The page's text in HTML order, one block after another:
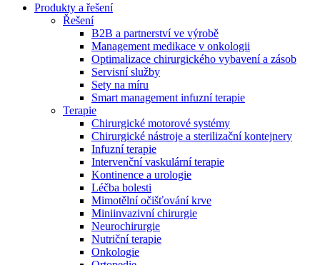
Produktový katalog​
Objevte naše produkty. Navštivte produktový katalog B.
Braun s našim kompletním produktovým portfoliem.
Odborné ambulance
Naše specializované ambulance jsou tu pro vás. Zvolte
specializaci a město, které potřebujete, a objednejte se do naší
ambulance.
Zůstaňte v dialogu s B. Braun. ​Kontaktujte nás.​
Produkty a řešení
Řešení
B2B a partnerství ve výrobě
Management medikace v onkologii
Optimalizace chirurgického vybavení a zásob
Servisní služby
Sety na míru
Smart management infuzní terapie​
Terapie
Chirurgické motorové systémy
Chirurgické nástroje a sterilizační kontejnery
Infuzní terapie
Intervenční vaskulární terapie
Kontinence a urologie
Léčba bolesti
Mimotělní očišťování krve
Miniinvazivní chirurgie
Neurochirurgie
Nutriční terapie
Onkologie